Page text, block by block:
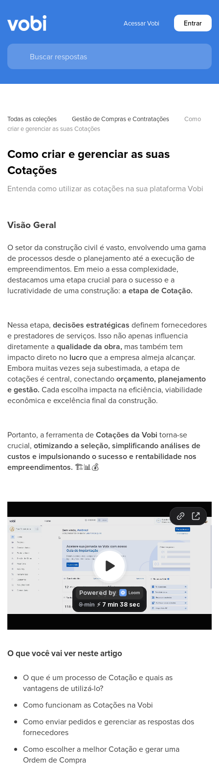
Acessar Vobi Entrar
Todas as coleções Gestão de Compras e Contratações
Como
criar e gerenciar as suas Cotações
Como criar e gerenciar as suas
Cotações
Entenda como utilizar as cotações na sua plataforma Vobi
Visão Geral
O setor da construção civil é vasto, envolvendo uma gama
de processos desde o planejamento até a execução de
empreendimentos. Em meio a essa complexidade,
destacamos uma etapa crucial para o sucesso e a
lucratividade de uma construção: a etapa de Cotação.
Nessa etapa, decisões estratégicas definem fornecedores
e prestadores de serviços. Isso não apenas influencia
diretamente aqualidade da obra, mas também tem
impacto direto no lucroque a empresa almeja alcançar.
Embora muitas vezes seja subestimada, a etapa de
cotações é central, conectandoorçamento, planejamento
e gestão. Cada escolha impacta na eficiência, viabilidade
econômica e excelência final da construção.
Portanto, a ferramenta deCotações da Vobi torna-se
crucial, otimizando a seleção, simplificando análises de
custos e impulsionando o sucesso e rentabilidade nos
empreendimentos. 🏗📊💰
O que você vai ver neste artigo
O que é um processo de Cotação e quais as
vantagens de utilizá-lo?
Como funcionam as Cotações na Vobi
Como enviar pedidos e gerenciar as respostas dos
fornecedores
Como escolher a melhor Cotação e gerar uma
Ordem de Compra